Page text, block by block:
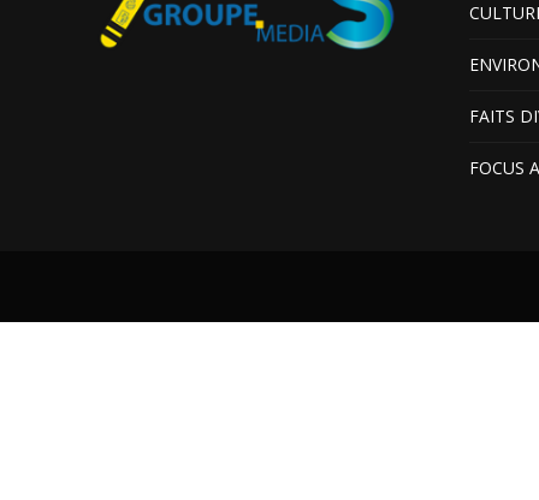
FAITS
FOCUS